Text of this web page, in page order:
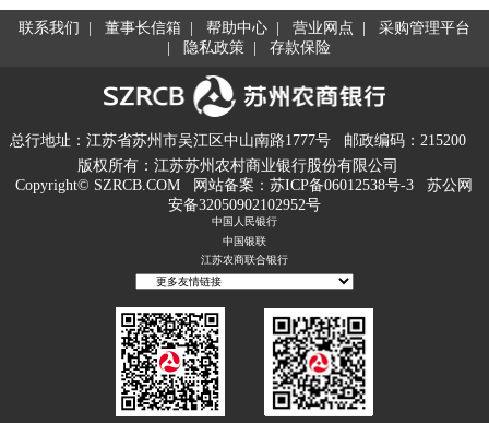
联系我们 董事长信箱 帮助中心 营业网点
采购管理平台
隐私政策 存款保险
总行地址：江苏省苏州市吴江区中山南路1777号
邮政编码：215200
版权所有：江苏苏州农村商业银行股份有限公司
Copyright© SZRCB.COM
网站备案：苏ICP备06012538号-3
苏公网
安备32050902102952号
中国人民银行
中国银联
江苏农商联合银行